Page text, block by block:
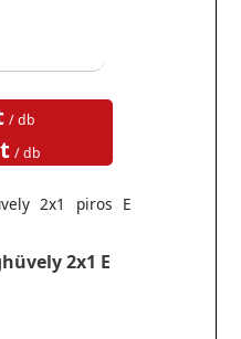
2x1 E
2x1 piros E
/ db
/ db